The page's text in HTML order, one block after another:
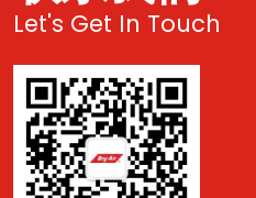
Let's Get In Touch